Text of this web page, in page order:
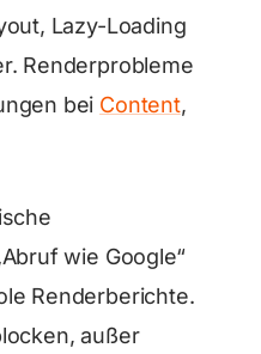
Lazy-Loading
Renderprobleme
bei Content,
wie Google“
Renderberichte.
außer